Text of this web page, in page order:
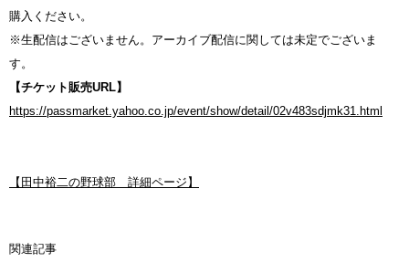
購入ください。
※生配信はございません。アーカイブ配信に関しては未定でございま
す。
【チケット販売URL】
https://passmarket.yahoo.co.jp/event/show/detail/02v483sdjmk31.html
【田中裕二の野球部 詳細ページ】
関連記事